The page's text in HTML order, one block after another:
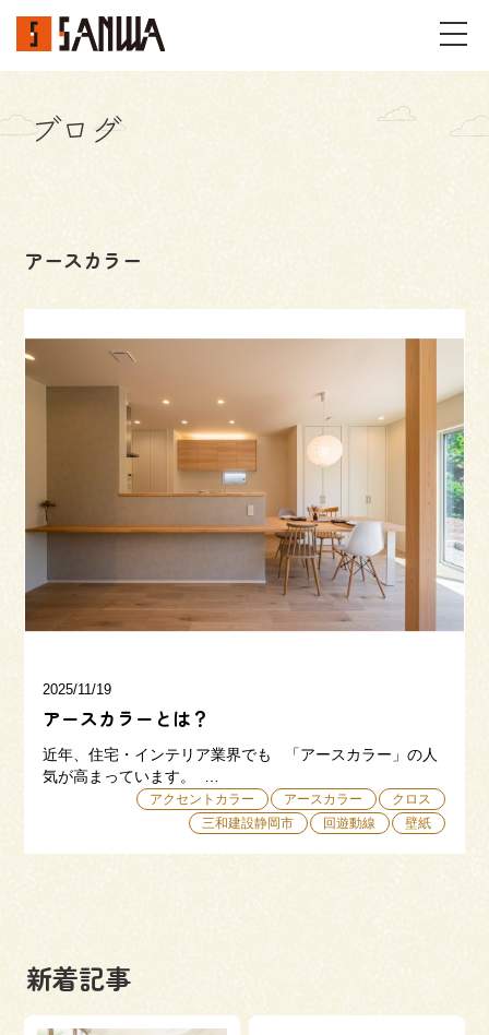
イベント・見学会
不動産情報
事例
お客様の声
私たちのこと
三和建設の強み
リフォーム
採用情報
054-365-3838
受付時間／平日9:00 - 18:00
来場予約 お問い合わせ 資料請求
ブログ
アースカラー
2025/11/19
アースカラーとは？
近年、住宅・インテリア業界でも 「アースカラー」の人
気が高まっています。 …
アクセントカラー アースカラー
クロス
三和建設静岡市
回遊動線 壁紙
新着記事